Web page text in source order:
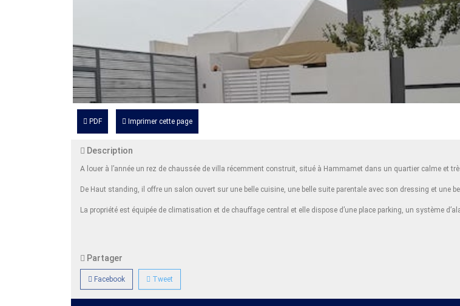
PDF Imprimer cette page
Description
A louer à l’année un rez de chaussée de villa récemment construit, situé à Hammamet dans un quartier calme et
De Haut standing, il offre un salon ouvert sur une belle cuisine, une belle suite parentale avec son dressing et une
La propriété est équipée de climatisation et de chauffage central et elle dispose d’une place parking, un système
Partager
Facebook Tweet